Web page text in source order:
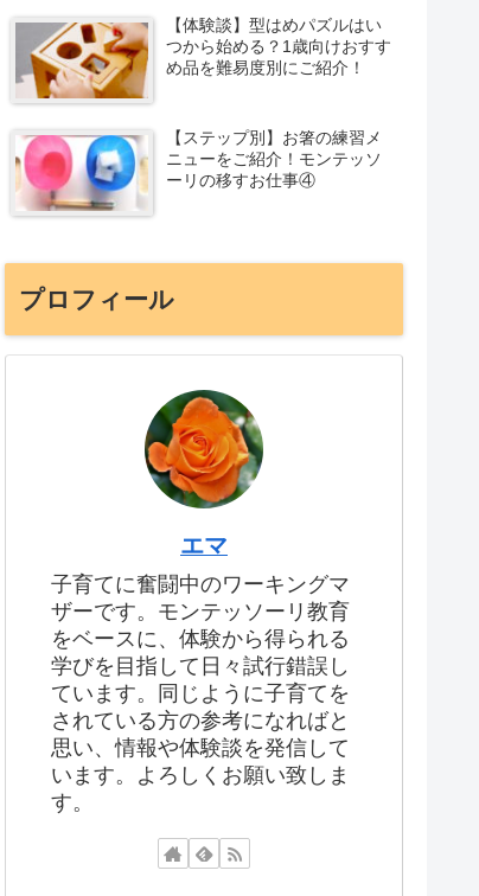
【体験談】型はめパズルはい
つから始める？1歳向けおすす
め品を難易度別にご紹介！
【ステップ別】お箸の練習メ
ニューをご紹介！モンテッソ
ーリの移すお仕事④
プロフィール
エマ
子育てに奮闘中のワーキングマ
ザーです。モンテッソーリ教育
をベースに、体験から得られる
学びを目指して日々試行錯誤し
ています。同じように子育てを
されている方の参考になればと
思い、情報や体験談を発信して
います。よろしくお願い致しま
す。